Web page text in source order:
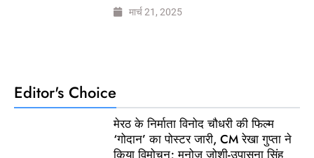
मार्च 21, 2025
Editor's Choice
मेरठ के निर्माता विनोद चौधरी की फिल्म
‘गोदान’ का पोस्टर जारी, CM रेखा गुप्ता ने
किया विमोचन; मनोज जोशी-उपासना सिंह